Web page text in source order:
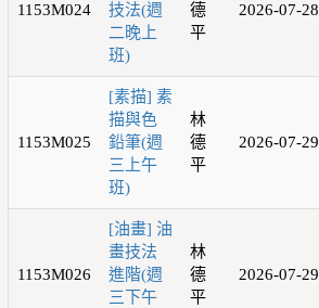
1153M024
技法(週
二晚上
班)
德
平
2026-07-28
1153M025
[素描] 素
描與色
鉛筆(週
三上午
班)
林
德
平
2026-07-29
1153M026
[油畫] 油
畫技法
進階(週
三下午
林
德
平
2026-07-29